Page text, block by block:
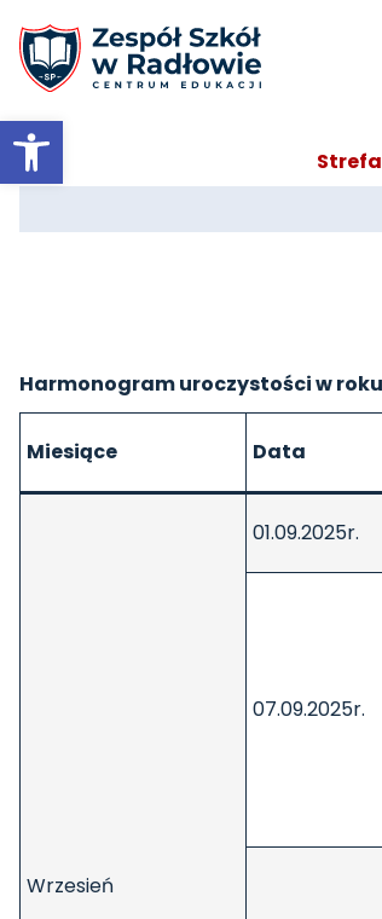
Otwórz pasek narzędzi
Harmonogram uroczystości w
Miesiące Data
Wrzesień
01.09.2025r.
07.09.2025r.